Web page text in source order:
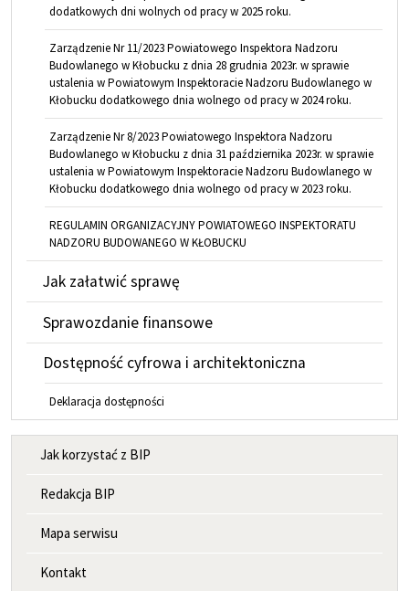
dodatkowych dni wolnych od pracy w 2025 roku.
Zarządzenie Nr 11/2023 Powiatowego Inspektora Nadzoru
Budowlanego w Kłobucku z dnia 28 grudnia 2023r. w sprawie
ustalenia w Powiatowym Inspektoracie Nadzoru Budowlanego w
Kłobucku dodatkowego dnia wolnego od pracy w 2024 roku.
Zarządzenie Nr 8/2023 Powiatowego Inspektora Nadzoru
Budowlanego w Kłobucku z dnia 31 października 2023r. w sprawie
ustalenia w Powiatowym Inspektoracie Nadzoru Budowlanego w
Kłobucku dodatkowego dnia wolnego od pracy w 2023 roku.
REGULAMIN ORGANIZACYJNY POWIATOWEGO INSPEKTORATU
NADZORU BUDOWANEGO W KŁOBUCKU
Jak załatwić sprawę
Sprawozdanie finansowe
Dostępność cyfrowa i architektoniczna
Deklaracja dostępności
MENU INFORMACYJNE
Jak korzystać z BIP
Redakcja BIP
Mapa serwisu
Kontakt